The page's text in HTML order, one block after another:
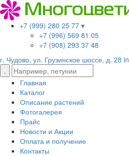
+7 (999) 280 25 77 ▾
+7 (996) 569 81 05
+7 (908) 293 37 48
г. Чудово, ул. Грузинское шоссе, д. 28
Главная
Каталог
Описание растений
Фотогалерея
Прайс
Новости и Акции
Оплата и получение
Контакты